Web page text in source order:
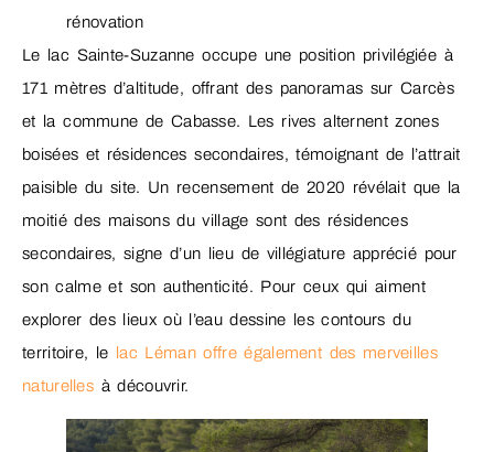
rénovation
Le lac Sainte-Suzanne occupe une position privilégiée à
171 mètres d’altitude, offrant des panoramas sur Carcès
et la commune de Cabasse. Les rives alternent zones
boisées et résidences secondaires, témoignant de l’attrait
paisible du site. Un recensement de 2020 révélait que la
moitié des maisons du village sont des résidences
secondaires, signe d’un lieu de villégiature apprécié pour
son calme et son authenticité. Pour ceux qui aiment
explorer des lieux où l’eau dessine les contours du
territoire, le lac Léman offre également des merveilles
naturelles à découvrir.